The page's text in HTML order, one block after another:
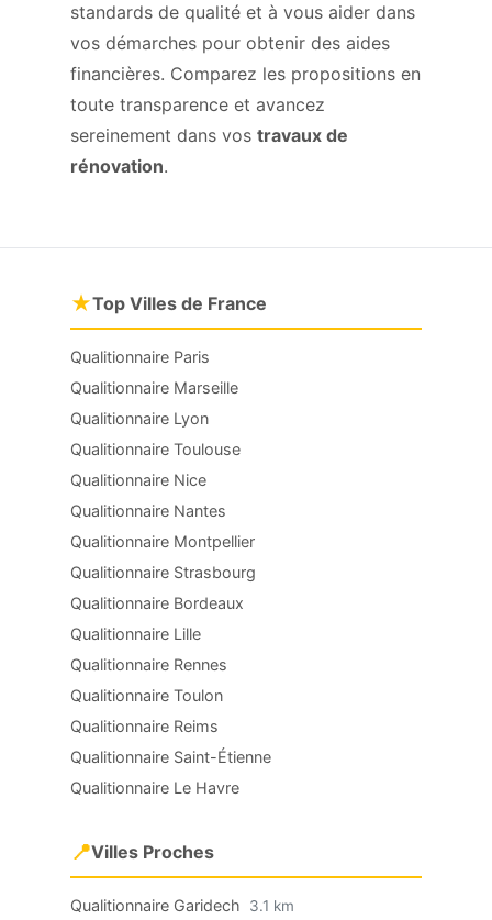
standards de qualité et à vous aider dans
vos démarches pour obtenir des aides
financières. Comparez les propositions en
toute transparence et avancez
sereinement dans vos travaux de
rénovation.
★Top Villes de France
Qualitionnaire Paris
Qualitionnaire Marseille
Qualitionnaire Lyon
Qualitionnaire Toulouse
Qualitionnaire Nice
Qualitionnaire Nantes
Qualitionnaire Montpellier
Qualitionnaire Strasbourg
Qualitionnaire Bordeaux
Qualitionnaire Lille
Qualitionnaire Rennes
Qualitionnaire Toulon
Qualitionnaire Reims
Qualitionnaire Saint-Étienne
Qualitionnaire Le Havre
📍Villes Proches
Qualitionnaire Garidech 3.1 km